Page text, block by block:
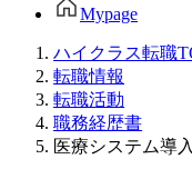
Mypage
ハイクラス転職
転職情報
転職活動
職務経歴書
医療システム導